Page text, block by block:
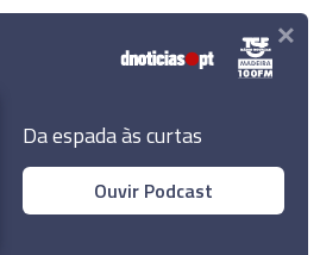
Notícias, Lda. Todos os direitos
Da espada às curtas
Ouvir Podcast
×